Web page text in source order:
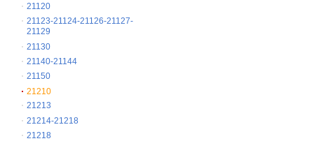
21120
21123-21124-21126-21127-
21129
21130
21140-21144
21150
21210
21213
21214-21218
21218